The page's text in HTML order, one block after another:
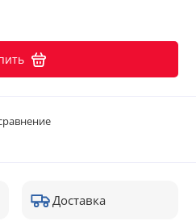
Доставка